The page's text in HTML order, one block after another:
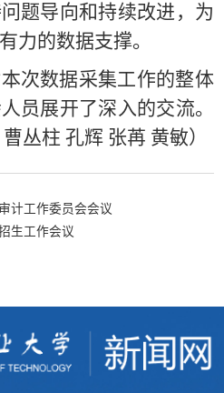
题导向和持续改进，为
力的数据支撑。
次数据采集工作的整体
员展开了深入的交流。
丛柱 孔辉 张苒 黄敏）
计工作委员会会议
生工作会议